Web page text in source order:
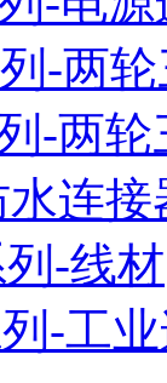
-两
-两
水连接
-线材
-工